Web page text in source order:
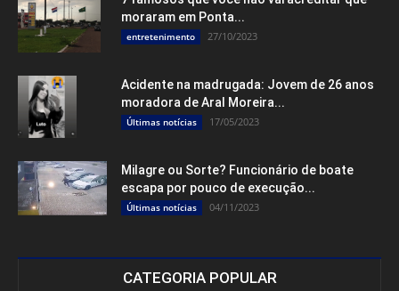
moraram em Ponta...
entretenimento 27/10/2023
Acidente na madrugada: Jovem de 26 anos
moradora de Aral Moreira...
Últimas notícias 17/05/2023
Milagre ou Sorte? Funcionário de boate
escapa por pouco de execução...
Últimas notícias 04/11/2023
CATEGORIA POPULAR